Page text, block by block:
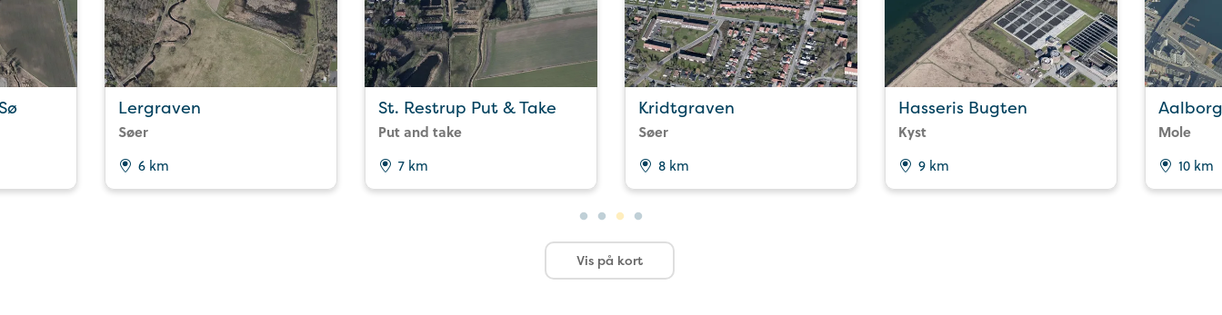
Lergraven
Søer
6 km
St. Restrup Put & Take
Put and take
7 km
Kridtgraven
Søer
8 km
Hasseris Bugten
Kyst
9 km
Mole
10 km
Vis på kort